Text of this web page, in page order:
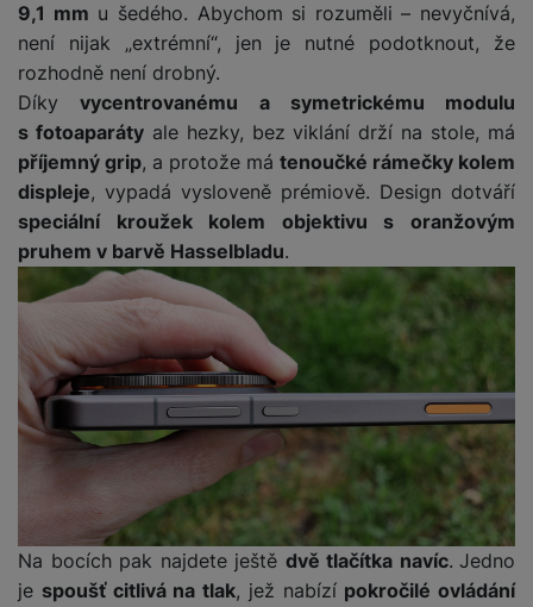
9,1 mm u šedého. Abychom si rozuměli – nevyčnívá,
není nijak „extrémní“, jen je nutné podotknout, že
rozhodně není drobný.
Díkyvycentrovanému a symetrickému modulu
s fotoaparátyale hezky, bez viklání drží na stole, má
příjemný grip, a protože má tenoučké rámečky kolem
displeje, vypadá vysloveně prémiově. Design dotváří
speciální kroužek kolem objektivu s oranžovým
pruhem v barvě Hasselbladu.
Na bocích pak najdete ještě dvě tlačítka navíc. Jedno
je spoušť citlivá na tlak, jež nabízí pokročilé ovládání